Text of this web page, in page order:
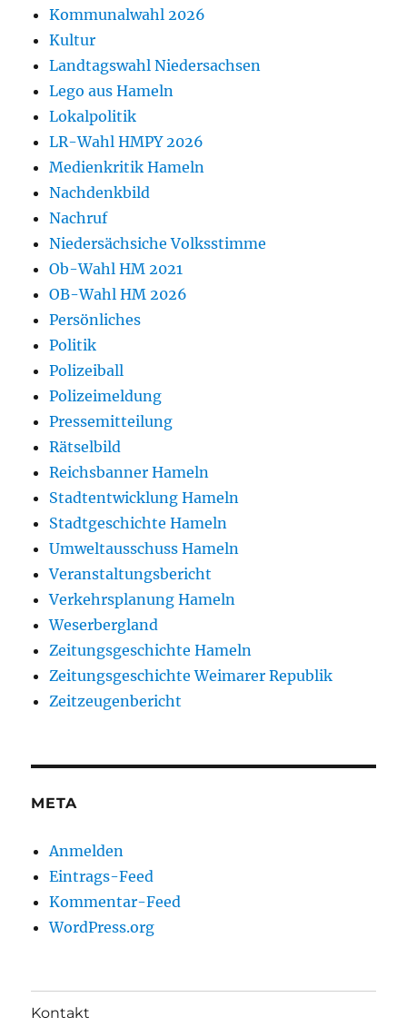
Kommunalwahl 2026
Kultur
Landtagswahl Niedersachsen
Lego aus Hameln
Lokalpolitik
LR-Wahl HMPY 2026
Medienkritik Hameln
Nachdenkbild
Nachruf
Niedersächsiche Volksstimme
Ob-Wahl HM 2021
OB-Wahl HM 2026
Persönliches
Politik
Polizeiball
Polizeimeldung
Pressemitteilung
Rätselbild
Reichsbanner Hameln
Stadtentwicklung Hameln
Stadtgeschichte Hameln
Umweltausschuss Hameln
Veranstaltungsbericht
Verkehrsplanung Hameln
Weserbergland
Zeitungsgeschichte Hameln
Zeitungsgeschichte Weimarer Republik
Zeitzeugenbericht
META
Anmelden
Eintrags-Feed
Kommentar-Feed
WordPress.org
Kontakt